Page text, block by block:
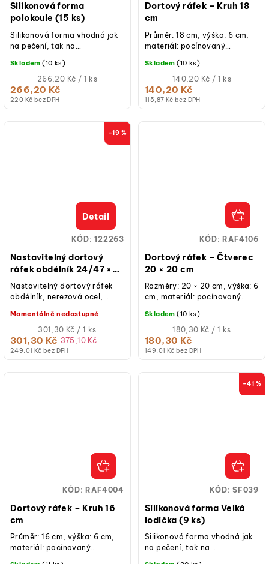
Silikonová forma
polokoule (15 ks)
220 Kč bez DPH
266,20 Kč
Měrná
cena:
266,20 Kč / 1 ks
Skladem (10 ks)
Silikonová forma vhodná jak
na pečení, tak na
Dortový ráfek – Kruh 18
cm
115,87 Kč bez DPH
140,20 Kč
Měrná
cena:
140,20 Kč / 1 ks
Skladem (10 ks)
Průměr: 18 cm, výška: 6 cm,
materiál: pocínovaný
pro krátkodobý styk s...
–19 %
Nastavitelný dortový
ráfek obdélník 24/47 ×
20/38 cm
249,01 Kč bez DPH
301,30 Kč 375,10 Kč
Měrná
cena:
301,30 Kč / 1 ks
Momentálně nedostupné
Detail
Nastavitelný dortový ráfek
obdélník, nerezová ocel,
20–38 × 24–47 cm, vhodný
do trouby a...
KÓD:122263
Dortový ráfek – Čtverec
20 × 20 cm
149,01 Kč bez DPH
180,30 Kč
Měrná
cena:
180,30 Kč / 1 ks
Skladem (10 ks)
Rozměry: 20 × 20 cm, výška: 6
cm, materiál: pocínovaný
pro krátkodobý styk s...
KÓD:RAF4106
Dortový ráfek – Kruh 16
cm
Průměr: 16 cm, výška: 6 cm,
materiál: pocínovaný
KÓD: RAF4004
–41 %
Silikonová forma Velká
lodička (9 ks)
Silikonová forma vhodná jak
na pečení, tak na
KÓD: SF039